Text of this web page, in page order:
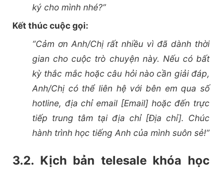
ký cho mình nhé?”
Kết thúc cuộc gọi:
“Cảm ơn Anh/Chị rất nhiều vì đã dành thời
gian cho cuộc trò chuyện này. Nếu có bất
kỳ thắc mắc hoặc câu hỏi nào cần giải đáp,
Anh/Chị có thể liên hệ với bên em qua số
hotline, địa chỉ email [Email] hoặc đến trực
tiếp trung tâm tại địa chỉ [Địa chỉ]. Chúc
hành trình học tiếng Anh của mình suôn sẻ!”
3.2. Kịch bản telesale khóa học